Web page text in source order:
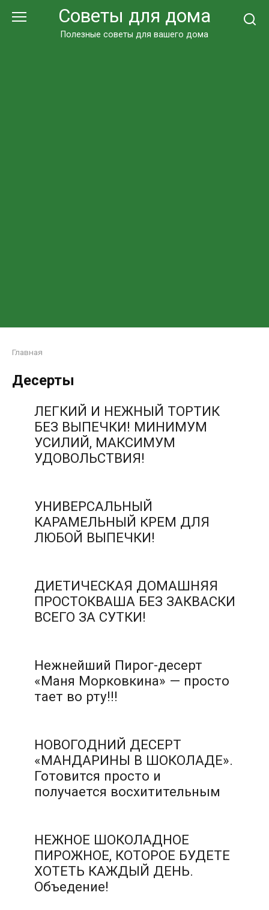
Советы для дома
Полезные советы для вашего дома
Главная
Десерты
ЛЕГКИЙ И НЕЖНЫЙ ТОРТИК
БЕЗ ВЫПЕЧКИ! МИНИМУМ
УСИЛИЙ, МАКСИМУМ
УДОВОЛЬСТВИЯ!
УНИВЕРСАЛЬНЫЙ
КАРАМЕЛЬНЫЙ КРЕМ ДЛЯ
ЛЮБОЙ ВЫПЕЧКИ!
ДИЕТИЧЕСКАЯ ДОМАШНЯЯ
ПРОСТОКВАША БЕЗ ЗАКВАСКИ
ВСЕГО ЗА СУТКИ!
Нежнейший Пирог-десерт
«Маня Морковкина» — просто
тает во рту!!!
НОВОГОДНИЙ ДЕСЕРТ
«МАНДАРИНЫ В ШОКОЛАДЕ».
Готовится просто и
получается восхитительным
НЕЖНОЕ ШОКОЛАДНОЕ
ПИРОЖНОЕ, КОТОРОЕ БУДЕТЕ
ХОТЕТЬ КАЖДЫЙ ДЕНЬ.
Объедение!